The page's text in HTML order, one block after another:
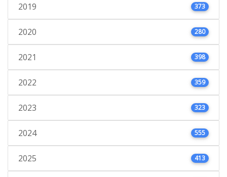
2019 373
2020 280
2021 398
2022 359
2023 323
2024 555
2025 413